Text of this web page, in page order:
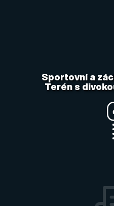
Sportovní a
Terén s